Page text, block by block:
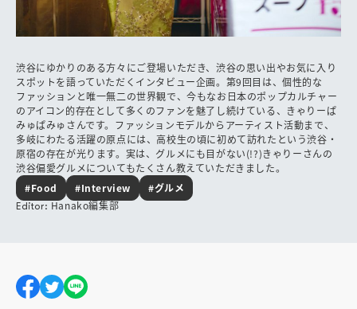
渋谷にゆかりのある方々にご登場いただき、渋谷の思い出やお気に入り
スポットを語っていただくインタビュー企画。第9回目は、個性的な
ファッションと唯一無二の世界観で、今もなお日本のポップカルチャー
のアイコン的存在として多くのファンを魅了し続けている、きゃりーぱ
みゅぱみゅさんです。ファッションモデルからアーティスト活動まで、
多岐にわたる活躍の原点には、高校生の頃に初めて訪れたという渋谷・
原宿の存在が光ります。実は、グルメにも目がない(!?)きゃりーさんの
渋谷偏愛グルメについてもたくさん教えていただきました。
#Food
#Interview #グルメ
Editor:Hanako編集部